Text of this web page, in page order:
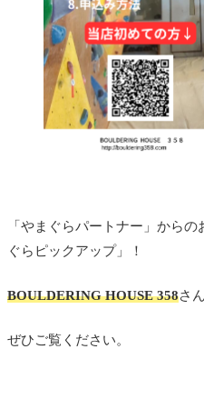
「やまぐらパートナー」から
ぐらピックアップ」！
BOULDERING HOUSE 358さ
ぜひご覧ください。